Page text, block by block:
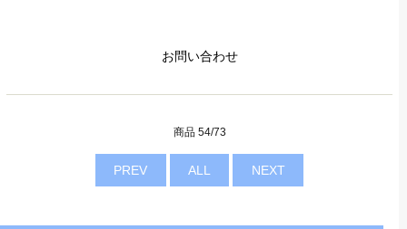
お問い合わせ
商品 54/73
PREV ALL NEXT